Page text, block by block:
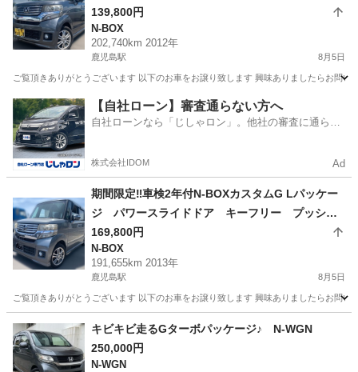
キーレス2個
139,800円
N-BOX
202,740km 2012年
鹿児島駅 8月5日
ご覧頂きありがとうございます 以下のお車をお譲り致します 興味ありましたらお問
鹿児島 鹿児島市 鹿児島駅 N-BOX お買い得
【自社ローン】審査通らない方へ
自社ローンなら「じしゃロン」。他社の審査に通らな
株式会社IDOM Ad
期間限定‼️車検2年付N-BOXカスタムG Lパッケー
ジ パワースライドドア キーフリー プッシュ
スタート
169,800円
N-BOX
191,655km 2013年
鹿児島駅 8月5日
ご覧頂きありがとうございます 以下のお車をお譲り致します 興味ありましたらお問
鹿児島 鹿児島市 鹿児島駅 N-BOX お買い得
キビキビ走るGターボパッケージ♪ N-WGN
250,000円
N-WGN